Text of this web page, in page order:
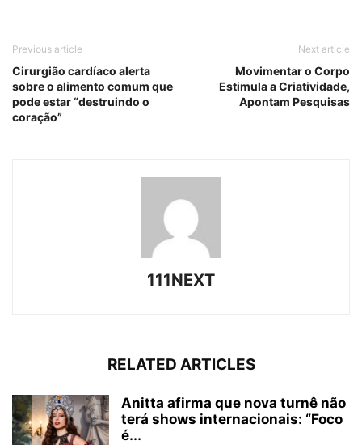
Previous article
Cirurgião cardíaco alerta
sobre o alimento comum que
pode estar “destruindo o
coração”
Next article
Movimentar o Corpo
Estimula a Criatividade,
Apontam Pesquisas
111NEXT
RELATED ARTICLES
Anitta afirma que nova turnê não
terá shows internacionais: “Foco
é...